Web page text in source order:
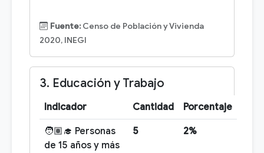
Fuente: Censo de Población y Vivienda
2020, INEGI
3. Educación y Trabajo
Indicador Cantidad Porcentaje
🧑🏽‍🎓 Personas
de 15 años y más
5 2%